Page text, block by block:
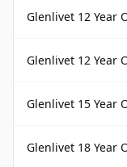
Glenlivet 12 Year
Glenlivet 12 Year
Glenlivet 15 Year
Glenlivet 18 Year